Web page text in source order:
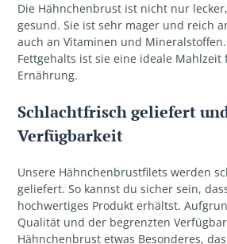
Die Hähnchenbrust ist nicht nur
gesund. Sie ist sehr mager und reich
auch an Vitaminen und
Fettgehalts ist sie eine ideale Mahlzeit
Ernährung.
Schlachtfrisch geliefert
Verfügbarkeit
Unsere Hähnchenbrustfilets werden
geliefert. So kannst du sicher sein,
hochwertiges Produkt erhältst.
Qualität und der begrenzten
Hähnchenbrust etwas Besonderes,